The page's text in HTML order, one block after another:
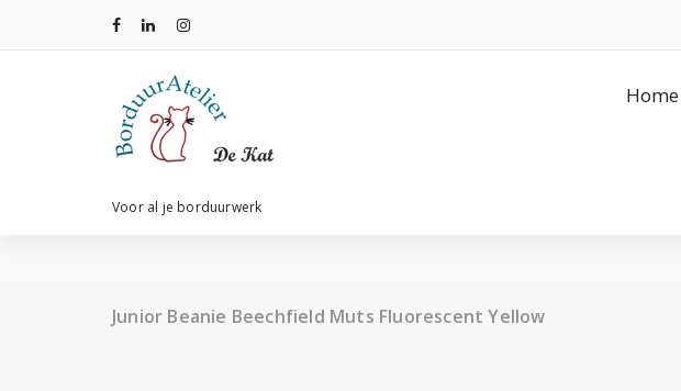
de
Voor al je borduurwerk
Home
Junior Beanie Beechfield Muts Fluorescent Yellow